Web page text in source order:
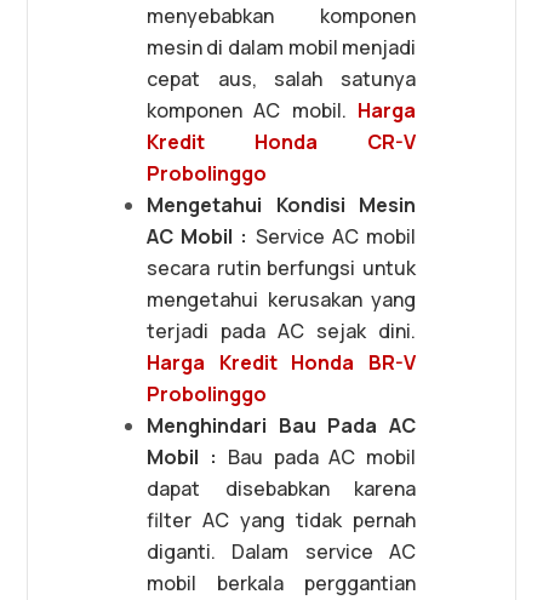
menyebabkan komponen
mesin di dalam mobil menjadi
cepat aus, salah satunya
komponen AC mobil. Harga
Kredit Honda CR-V
Probolinggo
Mengetahui Kondisi Mesin
AC Mobil : Service AC mobil
secara rutin berfungsi untuk
mengetahui kerusakan yang
terjadi pada AC sejak dini.
Harga Kredit Honda BR-V
Probolinggo
Menghindari Bau Pada AC
Mobil : Bau pada AC mobil
dapat disebabkan karena
filter AC yang tidak pernah
diganti. Dalam service AC
mobil berkala perggantian